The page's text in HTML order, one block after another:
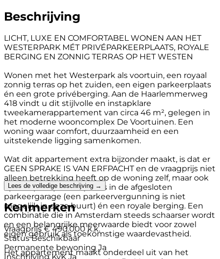
Beschrijving
LICHT, LUXE EN COMFORTABEL WONEN AAN HET
WESTERPARK MÉT PRIVÉPARKEERPLAATS, ROYALE
BERGING EN ZONNIG TERRAS OP HET WESTEN
Wonen met het Westerpark als voortuin, een royaal
zonnig terras op het zuiden, een eigen parkeerplaats
én een grote privéberging. Aan de Haarlemmerweg
418 vindt u dit stijlvolle en instapklare
tweekamerappartement van circa 46 m², gelegen in
het moderne wooncomplex De Voortuinen. Een
woning waar comfort, duurzaamheid en een
uitstekende ligging samenkomen.
Wat dit appartement extra bijzonder maakt, is dat er
GEEN SPRAKE IS VAN ERFPACHT en de vraagprijs niet
alleen betrekking heeft op de woning zelf, maar ook
op een privéparkeerplaats in de afgesloten
parkeergarage (een parkeervergunning is niet
mogelijk in deze buurt) én een royale berging. Een
combinatie die in Amsterdam steeds schaarser wordt
en een belangrijke meerwaarde biedt voor zowel
eigen gebruik als toekomstige waardevastheid.
Het appartement maakt onderdeel uit van het
Lees de volledige beschrijving →
Kenmerken
Vraagprijs € 490.000 k.k.
Status Beschikbaar
Permanente bewoning Ja
Inschrijving KvK Ja